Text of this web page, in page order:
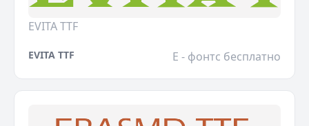
EVITA TTF
EVITA TTF E - фонтс бесплатно